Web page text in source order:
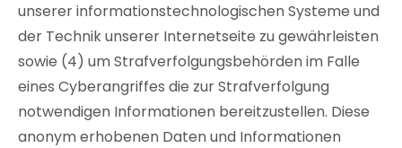
unserer informationstechnologischen Systeme und
der Technik unserer Internetseite zu gewährleisten
sowie (4) um Strafverfolgungsbehörden im Falle
eines Cyberangriffes die zur Strafverfolgung
notwendigen Informationen bereitzustellen. Diese
anonym erhobenen Daten und Informationen